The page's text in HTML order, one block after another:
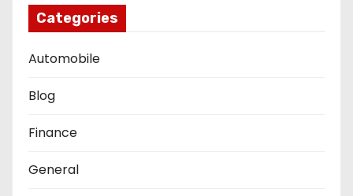
Categories
Automobile
Blog
Finance
General